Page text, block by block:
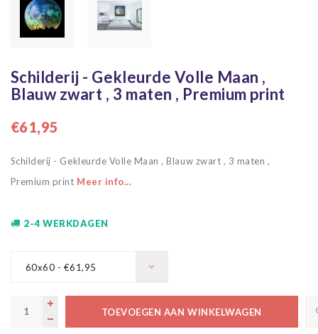
Schilderij - Gekleurde Volle Maan ,
Blauw zwart , 3 maten , Premium print
€61,95
Schilderij - Gekleurde Volle Maan , Blauw zwart , 3 maten ,
Premium print Meer info...
2-4 WERKDAGEN
60x60 - €61,95
TOEVOEGEN AAN WINKELWAGEN